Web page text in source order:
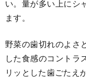
い。量が多い上にシ
ます。
野菜の歯切れのよさ
した食感のコントラ
リッとした歯ごたえ